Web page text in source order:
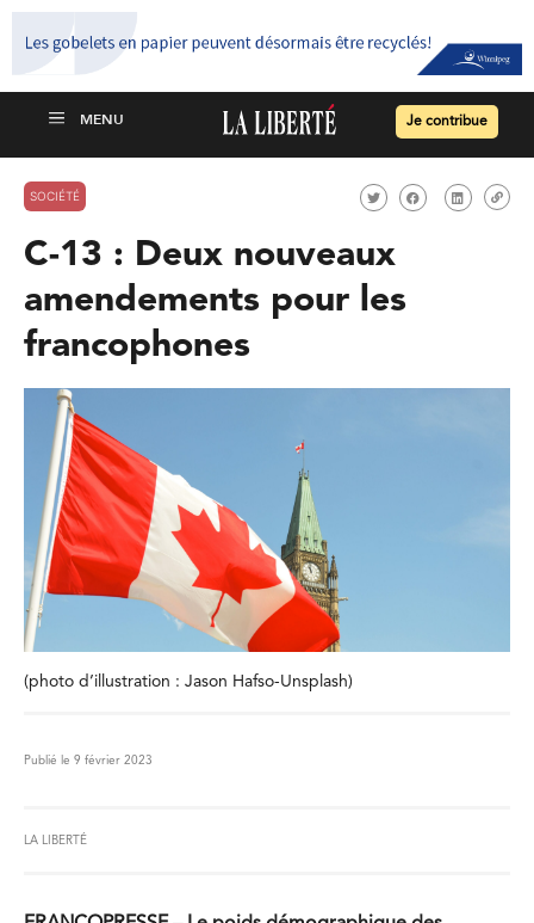
Je contribue
SOCIÉTÉ
C-13 : Deux nouveaux
amendements pour les
francophones
(photo d’illustration : Jason Hafso-Unsplash)
Publié le 9 février 2023
LA LIBERTÉ